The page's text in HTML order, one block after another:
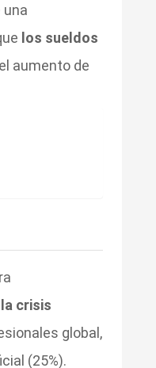
una
los sueldos
aumento de
crisis
global,
(25%).